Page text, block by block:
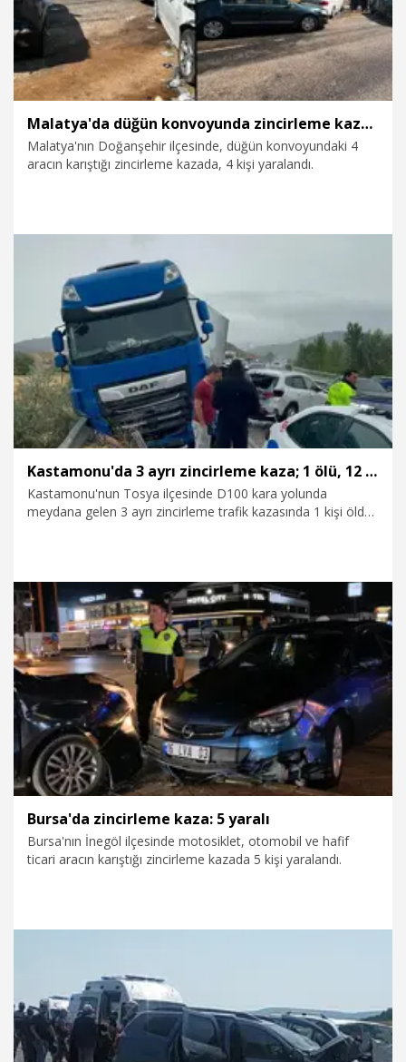
Malatya'da düğün konvoyunda zincirleme kaza; 4 yaralı
Malatya'nın Doğanşehir ilçesinde, düğün konvoyundaki 4
aracın karıştığı zincirleme kazada, 4 kişi yaralandı.
26.07.2026 Gündem
Kastamonu'da 3 ayrı zincirleme kaza; 1 ölü, 12 yaralı
Kastamonu'nun Tosya ilçesinde D100 kara yolunda
meydana gelen 3 ayrı zincirleme trafik kazasında 1 kişi öldü,
25.07.2026 Foto Galeri
Bursa'da zincirleme kaza: 5 yaralı
Bursa'nın İnegöl ilçesinde motosiklet, otomobil ve hafif
ticari aracın karıştığı zincirleme kazada 5 kişi yaralandı.
23.07.2026 Gündem